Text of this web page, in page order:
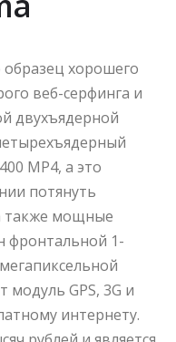
образец хорошего
веб-серфинга и
двухъядерной
MP4, а это
потянуть
также мощные
фронтальной 1-
GPS, 3G и
интернету.